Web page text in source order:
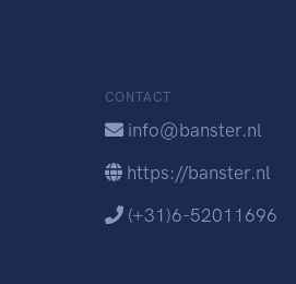
CONTACT
info@banster.nl
https://banster.nl
(+31)6-52011696